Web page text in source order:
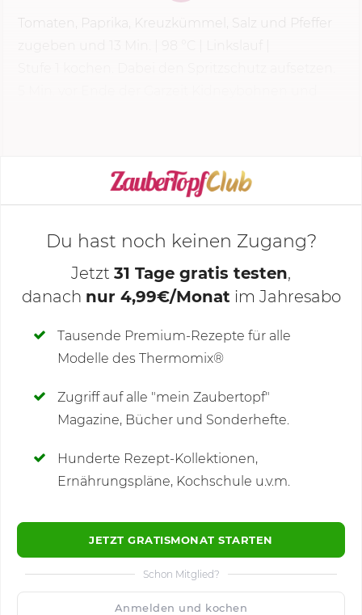
Tomaten, Paprika, Kreuzkümmel, Salz und Pfeffer
KOCHMODUS STARTEN
Deine Notizen
Du hast noch keinen Zugang?
Jetzt 31 Tage gratis testen,
danach nur 4,99€/Monat im Jahresabo
Tausende Premium-Rezepte für alle
Modelle des Thermomix®
Zugriff auf alle "mein Zaubertopf"
Magazine, Bücher und Sonderhefte.
Hunderte Rezept-Kollektionen,
Ernährungspläne, Kochschule u.v.m.
JETZT GRATISMONAT STARTEN
Schon Mitglied?
Anmelden und kochen
Kommentare(17)
🙂 1500 Speichern